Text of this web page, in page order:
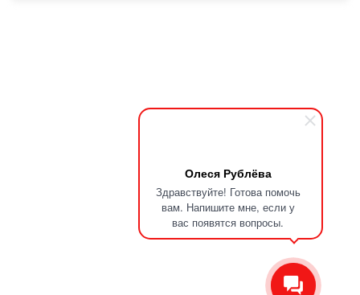
Олеся Рублёва
Здравствуйте! Готова помочь
вам. Напишите мне, если у
вас появятся вопросы.